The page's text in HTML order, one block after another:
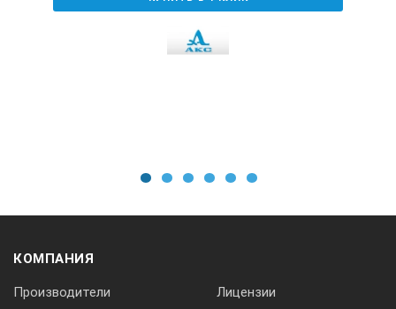
КОМПАНИЯ
Производители Лицензии